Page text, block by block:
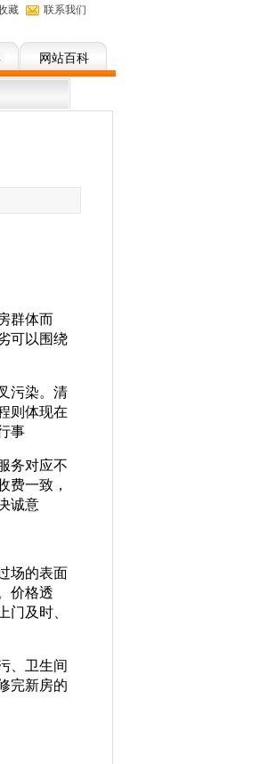
网站百科
藏 联系我们
群体而
可以围绕
污染。清
则体现在
事
务对应不
费一致，
诚意
场的表面
价格透
门及时、
、卫生间
完新房的